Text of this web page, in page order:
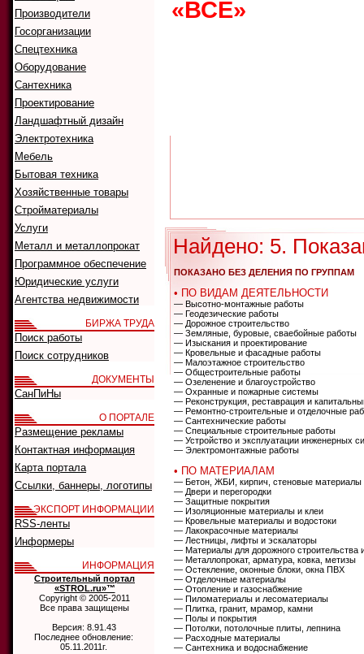
«ВСЕ»
Найдено: 5.
ПОКАЗАНО БЕЗ ДЕЛЕНИЯ ПО ГРУППАМ
• ПО ВИДАМ ДЕЯТЕЛЬНОСТИ
— Высотно-монтажные работы
— Геодезические работы
— Дорожное строительство
— Земляные, буровые, сваебойные работы
— Изыскания и проектирование
— Кровельные и фасадные работы
— Малоэтажное строительство
— Общестроительные работы
— Озеленение и благоустройство
— Охранные и пожарные системы
— Реконструкция, реставрация и
— Ремонтно-строительные и отделочные
— Сантехнические работы
— Специальные строительные работы
— Устройство и эксплуатации инженерных
— Электромонтажные работы
• ПО МАТЕРИАЛАМ
— Бетон, ЖБИ, кирпич, стеновые материалы
— Двери и перегородки
— Защитные покрытия
— Изоляционные материалы и клеи
— Кровельные материалы и водостоки
— Лакокрасочные материалы
— Лестницы, лифты и эскалаторы
— Материалы для дорожного строительства
— Металлопрокат, арматура, ковка, метизы
— Остекление, оконные блоки, окна ПВХ
— Отделочные материалы
— Отопление и газоснабжение
— Пиломатериалы и лесоматериалы
— Плитка, гранит, мрамор, камни
— Полы и покрытия
— Потолки, потолочные плиты, лепнина
— Расходные материалы
— Сантехника и водоснабжение
Производители
Госорганизации
Спецтехника
Оборудование
Сантехника
Проектирование
Ландшафтный дизайн
Электротехника
Мебель
Бытовая техника
Хозяйственные товары
Стройматериалы
Услуги
Металл и металлопрокат
Программное обеспечение
Юридические услуги
Агентства недвижимости
БИРЖА ТРУДА
Поиск работы
Поиск сотрудников
ДОКУМЕНТЫ
СанПиНы
О ПОРТАЛЕ
Размещение рекламы
Контактная информация
Карта портала
Ссылки, баннеры, логотипы
ЭКСПОРТ ИНФОРМАЦИИ
RSS-ленты
Информеры
ИНФОРМАЦИЯ
Строительный портал
«STROL.ru»™
Copyright © 2005-2011
Все права защищены
Версия: 8.91.43
Последнее обновление:
05.11.2011г.